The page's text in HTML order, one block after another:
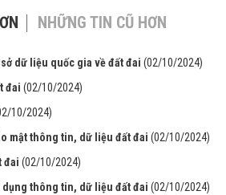
NHỮNG TIN CŨ HƠN
dữ liệu quốc gia về đất đai (02/10/2024)
đai (02/10/2024)
10/2024)
mật thông tin, dữ liệu đất đai (02/10/2024)
đai (02/10/2024)
thông tin, dữ liệu đất đai (02/10/2024)